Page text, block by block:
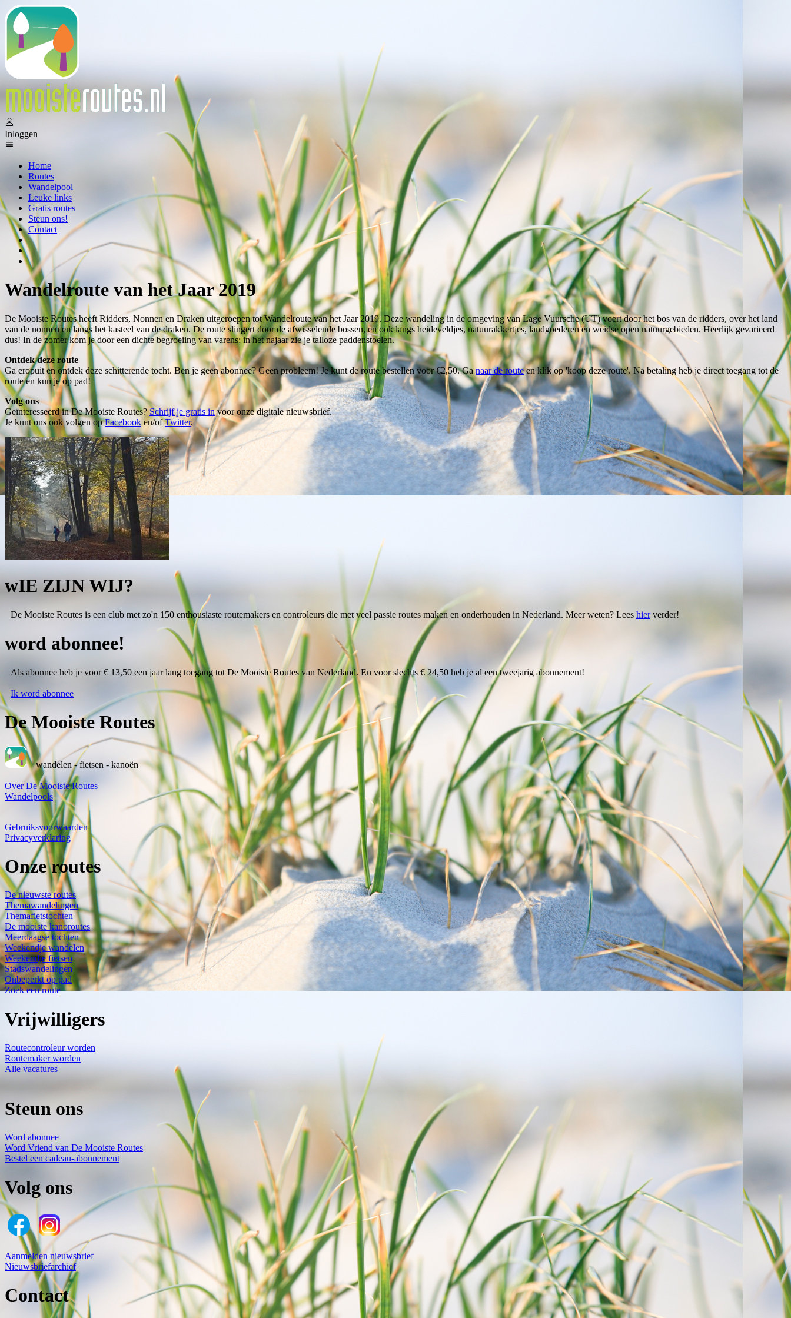
Inloggen
Home
Routes
Wandelpool
Leuke links
Gratis routes
Steun ons!
Contact
Wandelroute van het Jaar 2019
De Mooiste Routes heeft Ridders, Nonnen en Draken uitgeroepen tot Wandelroute van het Jaar 2019. Deze wandeling in de omgeving van Lage Vuursche (UT) voert door het bos van de ridders, over het land
van de nonnen en langs het kasteel van de draken. De route slingert door de afwisselende bossen, en ook langs heideveldjes, natuurakkertjes, landgoederen en weidse open natuurgebieden. Heerlijk gevarieerd
dus! In de zomer kom je door een dichte begroeiing van varens; in het najaar zie je talloze paddenstoelen.
Ontdek deze route
Ga eropuit en ontdek deze schitterende tocht. Ben je geen abonnee? Geen probleem! Je kunt de route bestellen voor €2,50. Ganaar de routeen klik op 'koop deze route'. Na betaling heb je direct toegang tot de
route en kun je op pad!
Volg ons
Geïnteresseerd in De Mooiste Routes?Schrijf je gratis invoor onze digitale nieuwsbrief.
Je kunt ons ook volgen opFacebooken/ofTwitter.
wIE ZIJN WIJ?
De Mooiste Routes is een club met zo'n 150 enthousiaste routemakers en controleurs die met veel passie routes maken en onderhouden in Nederland. Meer weten? Lees hierverder!
word abonnee!
Als abonnee heb je voor € 13,50 een jaar lang toegang tot De Mooiste Routes van Nederland. En voor slechts € 24,50 heb je al een tweejarig abonnement!
Ik word abonnee
De Mooiste Routes
wandelen - fietsen - kanoën
Over De Mooiste Routes
Wandelpools
Gebruiksvoorwaarden
Privacyverklaring
Onze routes
De nieuwste routes
Themawandelingen
Themafietstochten
De mooiste kanoroutes
Meerdaagse tochten
Weekendje wandelen
Weekendje fietsen
Stadswandelingen
Onbeperkt op pad
Zoek een route
Vrijwilligers
Routecontroleur worden
Routemaker worden
Alle vacatures
Steun ons
Word abonnee
Word Vriend van De Mooiste Routes
Bestel een cadeau-abonnement
Volg ons
Aanmelden nieuwsbrief
Nieuwsbriefarchief
Contact